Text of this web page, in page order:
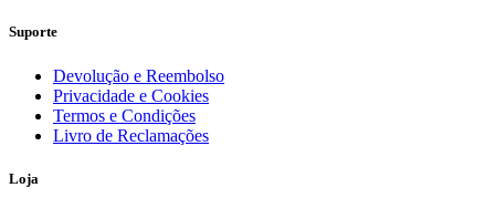
Suporte
Devolução e Reembolso
Privacidade e Cookies
Termos e Condições
Livro de Reclamações
Loja